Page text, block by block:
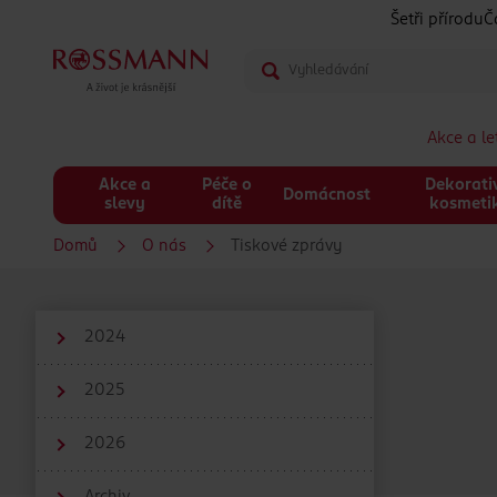
Šetři přírodu
Akce a
Akce a
slevy
Péče o
dítě
Domácnost
Domů O nás Tiskové zprávy
2024
2025
2026